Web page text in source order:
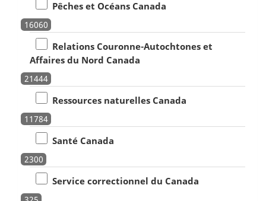
Pêches et Océans Canada
16060
Relations Couronne-Autochtones et
Affaires du Nord Canada
21444
Ressources naturelles Canada
11784
Santé Canada
2300
Service correctionnel du Canada